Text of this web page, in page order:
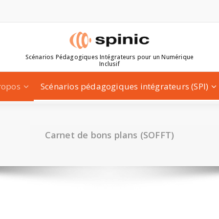
Scénarios Pédagogiques Intégrateurs pour un Numérique
Inclusif
Scénarios pédagogiques intégrateurs (SPI)
Carnet de bons plans (SOFFT)